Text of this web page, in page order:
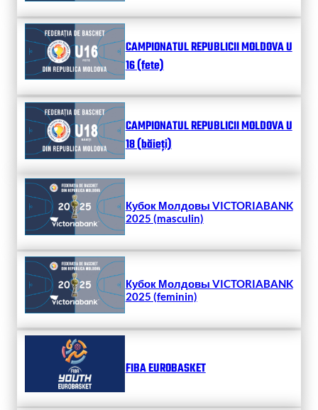
CAMPIONATUL REPUBLICII MOLDOVA U
16 (fete)
CAMPIONATUL REPUBLICII MOLDOVA U
18 (băieți)
Кубок Молдовы VICTORIABANK
2025 (masculin)
Кубок Молдовы VICTORIABANK
2025 (feminin)
FIBA EUROBASKET